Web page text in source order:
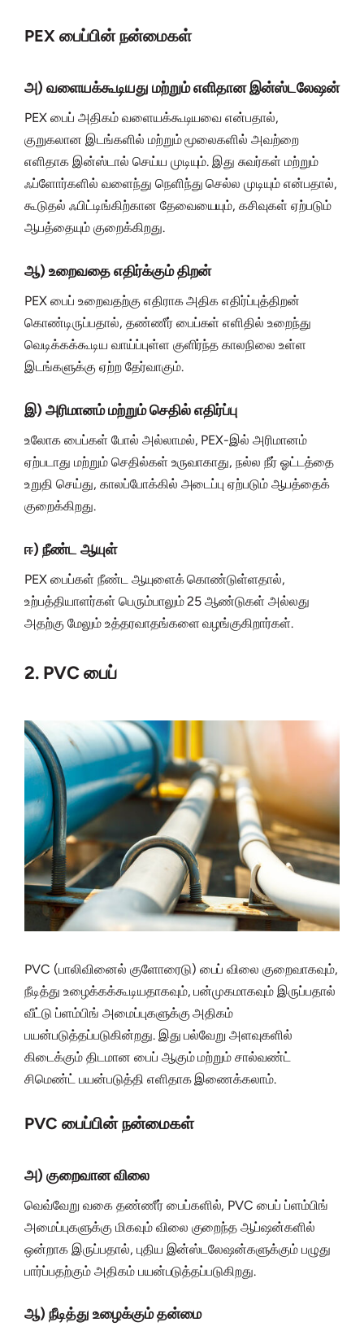
PEX பைப்பின் நன்மைகள்
அ) வளையக்கூடியது மற்றும் எளிதான இன்ஸ்டலேஷன்
PEX பைப் அதிகம் வளையக்கூடியவை என்பதால்,
குறுகலான இடங்களில் மற்றும் மூலைகளில் அவற்றை
எளிதாக இன்ஸ்டால் செய்ய முடியும். இது சுவர்கள் மற்றும்
ஃப்ளோர்களில் வளைந்து நெளிந்து செல்ல முடியும் என்பதால்,
கூடுதல் ஃபிட்டிங்கிற்கான தேவையையும், கசிவுகள் ஏற்படும்
ஆபத்தையும் குறைக்கிறது.
ஆ) உறைவதை எதிர்க்கும் திறன்
PEX பைப் உறைவதற்கு எதிராக அதிக எதிர்ப்புத்திறன்
கொண்டிருப்பதால், தண்ணீர் பைப்கள் எளிதில் உறைந்து
வெடிக்கக்கூடிய வாய்ப்புள்ள குளிர்ந்த காலநிலை உள்ள
இடங்களுக்கு ஏற்ற தேர்வாகும்.
இ) அரிமானம் மற்றும் செதில் எதிர்ப்பு
உலோக பைப்கள் போல் அல்லாமல், PEX-இல் அரிமானம்
ஏற்படாது மற்றும் செதில்கள் உருவாகாது, நல்ல நீர் ஓட்டத்தை
உறுதி செய்து, காலப்போக்கில் அடைப்பு ஏற்படும் ஆபத்தைக்
குறைக்கிறது.
ஈ) நீண்ட ஆயுள்
PEX பைப்கள் நீண்ட ஆயுளைக் கொண்டுள்ளதால்,
உற்பத்தியாளர்கள் பெரும்பாலும் 25 ஆண்டுகள் அல்லது
அதற்கு மேலும் உத்தரவாதங்களை வழங்குகிறார்கள்.
2. PVC பைப்
PVC (பாலிவினைல் குளோரைடு) பைப் விலை குறைவாகவும்,
நீடித்து உழைக்கக்கூடியதாகவும், பன்முகமாகவும் இருப்பதால்
வீட்டு ப்ளம்பிங் அமைப்புகளுக்கு அதிகம்
பயன்படுத்தப்படுகின்றது. இது பல்வேறு அளவுகளில்
கிடைக்கும் திடமான பைப் ஆகும் மற்றும் சால்வண்ட்
சிமெண்ட் பயன்படுத்தி எளிதாக இணைக்கலாம்.
PVC பைப்பின் நன்மைகள்
அ) குறைவான விலை
வெவ்வேறு வகை தண்ணீர் பைப்களில், PVC பைப் ப்ளம்பிங்
அமைப்புகளுக்கு மிகவும் விலை குறைந்த ஆப்ஷன்களில்
ஒன்றாக இருப்பதால், புதிய இன்ஸ்டலேஷன்களுக்கும் பழுது
பார்ப்பதற்கும் அதிகம் பயன்படுத்தப்படுகிறது.
ஆ) நீடித்து உழைக்கும் தன்மை